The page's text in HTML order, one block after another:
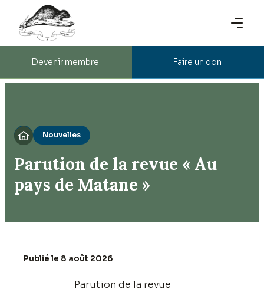
Devenir membre Faire un don
 Nouvelles
Parution de la revue « Au
pays de Matane »
Publié le 8 août 2026
Parution de la revue